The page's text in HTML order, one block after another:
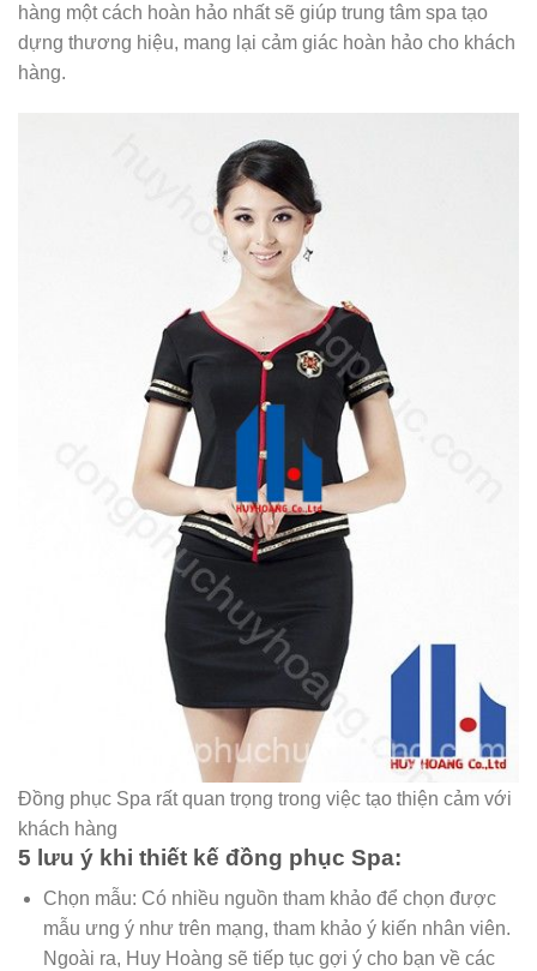
hàng một cách hoàn hảo nhất sẽ giúp trung tâm spa tạo
dựng thương hiệu, mang lại cảm giác hoàn hảo cho khách
hàng.
Đồng phục Spa rất quan trọng trong việc tạo thiện cảm với
khách hàng
5 lưu ý khi thiết kế đồng phục Spa:
Chọn mẫu: Có nhiều nguồn tham khảo để chọn được
mẫu ưng ý như trên mạng, tham khảo ý kiến nhân viên.
Ngoài ra, Huy Hoàng sẽ tiếp tục gợi ý cho bạn về các